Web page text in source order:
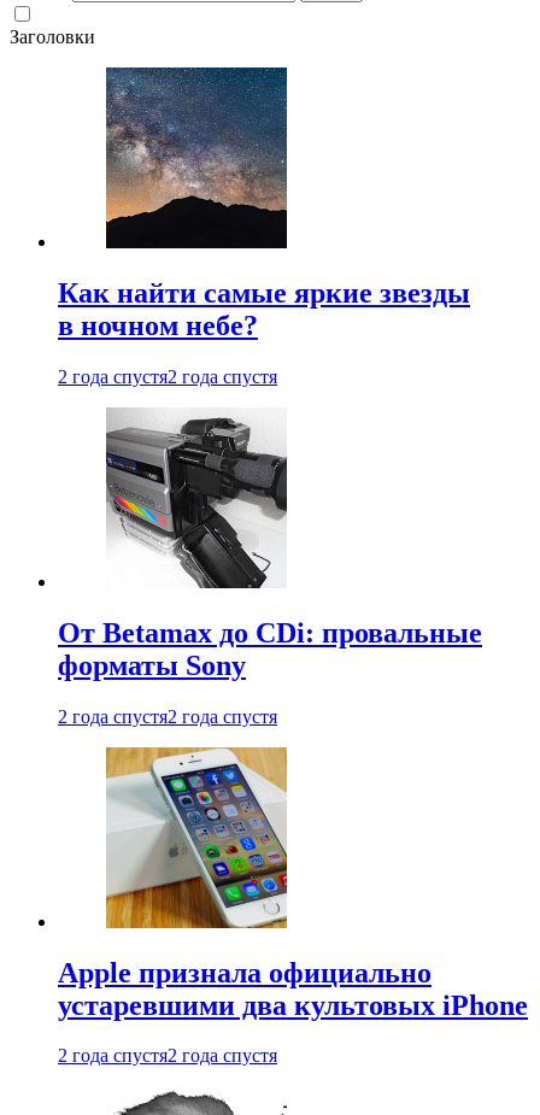
Заголовки
Как найти самые яркие звезды
в ночном небе?
2 года спустя2 года спустя
От Betamax до CDi: провальные
форматы Sony
2 года спустя2 года спустя
Apple признала официально
устаревшими два культовых iPhone
2 года спустя2 года спустя